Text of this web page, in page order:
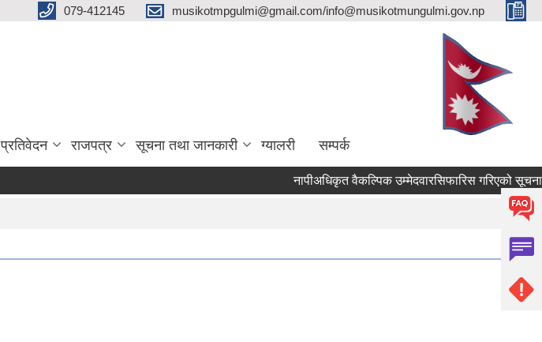
079-412145 musikotmpgulmi@gmail.com/info@musikotmungulmi.gov.np
प्रतिवेदन राजपत्र सूचना तथा जानकारी ग्यालरी सम्पर्क
नापीअधिकृत वैकल्पिक उम्मेदवारसिफारिस गरिएको सूचना।